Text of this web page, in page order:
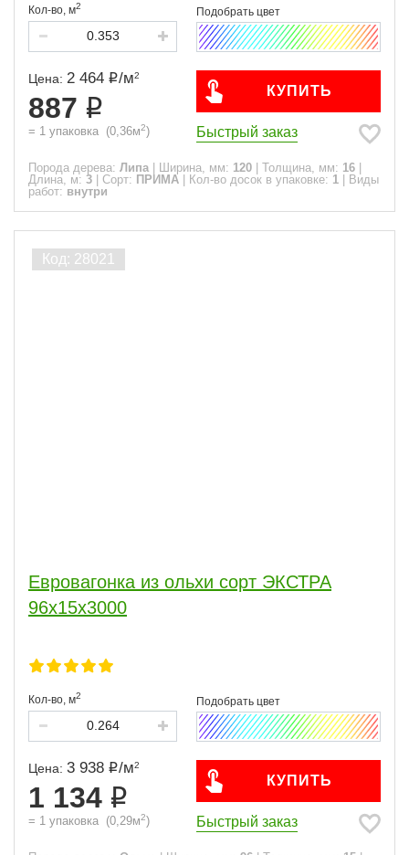
Кол-во, м2
Цена: 2 464 /м2
887
= 1 упаковка (0,36м2)
КУПИТЬ
Быстрый заказ
Порода дерева: Липа Ширина, мм: 120 Толщина, мм: 16
Длина, м: 3 Сорт: ПРИМА Кол-во досок в упаковке: 1
Виды
работ: внутри
Евровагонка из ольхи сорт ЭКСТРА
96x15x3000
Кол-во, м2
Цена: 3 938 /м2
1 134
= 1 упаковка (0,29м2)
КУПИТЬ
Быстрый заказ